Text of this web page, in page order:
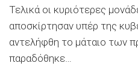
Τελικά οι κυριότερες
αποσκίρτησαν υπέρ της
αντελήφθη το μάταιο των
παραδόθηκε…